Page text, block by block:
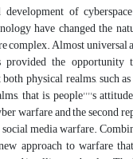
of
have changed the
complex. Almost universal
provided the opportunity
physical realms, such
that is, people''''s
warfare and the second
media warfare.
approach to warfare